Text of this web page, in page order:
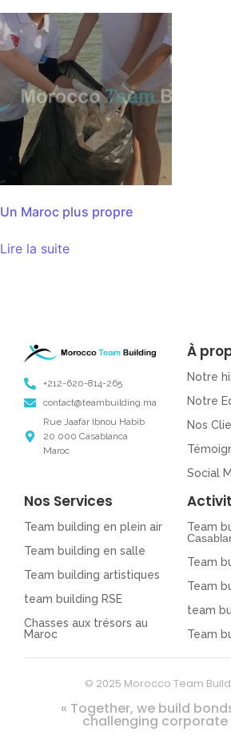
Un Maroc plus propre
Lire la suite
+212-620-814-265
contact@teambuilding.ma
Rue Jaafar Ibnou Habib
20 000 Casablanca
Maroc
À
Notre
Notre
Nos
Social
Nos Services
Team building en plein air
Team building en salle
Team building artistiques
team building RSE
Chasses aux trésors au
Maroc
Team
Team
Team
team
Team
© 2025 Morocco Team
« Together, we build
challenging corporate